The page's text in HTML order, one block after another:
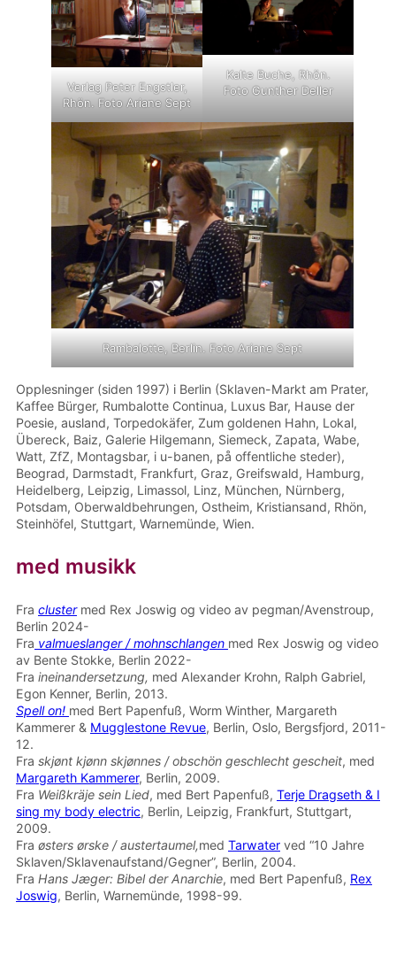
Verlag Peter Engstler,
Rhön. Foto Ariane Sept
Kalte Buche, Rhön.
Foto Gunther Deller
Rambalotte, Berlin. Foto Ariane Sept
Opplesninger (siden 1997) i Berlin (Sklaven-Markt am Prater,
Kaffee Bürger, Rumbalotte Continua, Luxus Bar, Hause der
Poesie, ausland, Torpedokäfer, Zum goldenen Hahn, Lokal,
Übereck, Baiz, Galerie Hilgemann, Siemeck, Zapata, Wabe,
Watt, ZfZ, Montagsbar, i u-banen, på offentliche steder),
Beograd, Darmstadt, Frankfurt, Graz, Greifswald, Hamburg,
Heidelberg, Leipzig, Limassol, Linz, München, Nürnberg,
Potsdam, Oberwaldbehrungen, Ostheim, Kristiansand, Rhön,
Steinhöfel, Stuttgart, Warnemünde, Wien.
med musikk
Fra clustermed Rex Joswig og video av pegman/Avenstroup,
Berlin 2024-
Fra valmueslanger / mohnschlangen med Rex Joswig og video
av Bente Stokke, Berlin 2022-
Fra ineinandersetzung, med Alexander Krohn, Ralph Gabriel,
Egon Kenner, Berlin, 2013.
Spell on! med Bert Papenfuß, Worm Winther, Margareth
Kammerer & Mugglestone Revue, Berlin, Oslo, Bergsfjord, 2011-
12.
Fra skjønt kjønn skjønnes / obschön geschlecht gescheit, med
Margareth Kammerer, Berlin, 2009.
Fra Weißkräje sein Lied, med Bert Papenfuß, Terje Dragseth & I
sing my body electric, Berlin, Leipzig, Frankfurt, Stuttgart,
2009.
Fra østers ørske / austertaumel,med Tarwater ved “10 Jahre
Sklaven/Sklavenaufstand/Gegner”, Berlin, 2004.
Fra Hans Jæger: Bibel der Anarchie, med Bert Papenfuß, Rex
Joswig, Berlin, Warnemünde, 1998-99.